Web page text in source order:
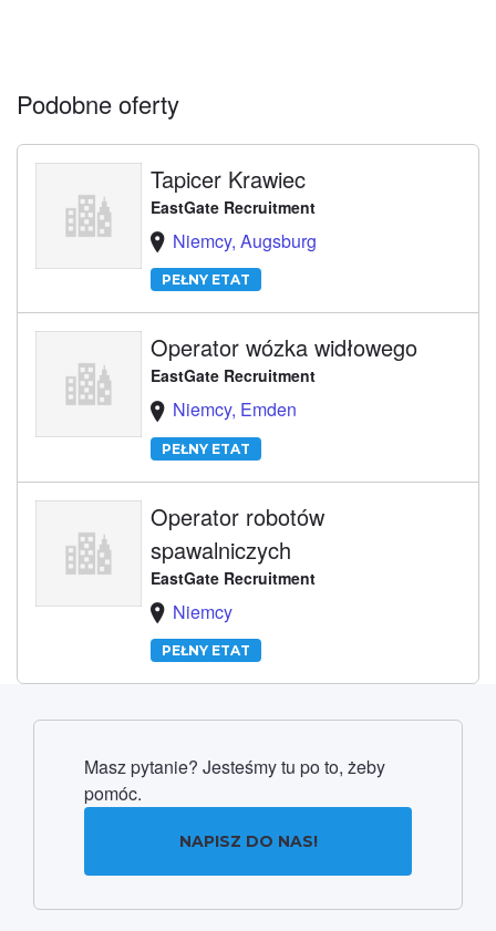
Podobne oferty
Tapicer Krawiec
EastGate Recruitment
Niemcy, Augsburg
PEŁNY ETAT
Operator wózka widłowego
EastGate Recruitment
Niemcy, Emden
PEŁNY ETAT
Operator robotów
spawalniczych
EastGate Recruitment
Niemcy
PEŁNY ETAT
Masz pytanie? Jesteśmy tu po to, żeby
pomóc.
NAPISZ DO NAS!